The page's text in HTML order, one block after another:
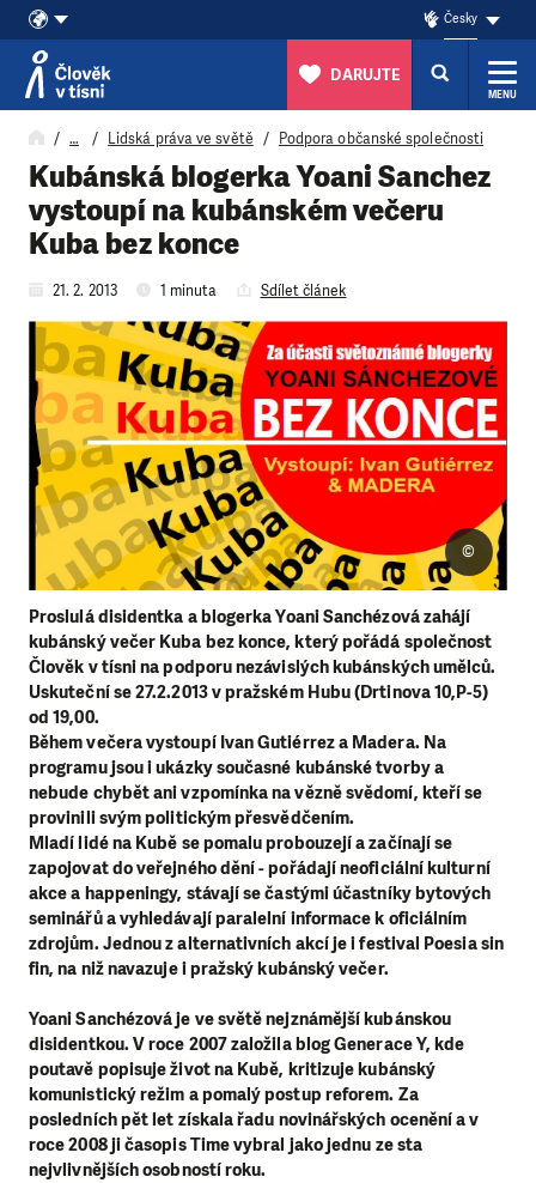
Přeskočit na obsah
Česky
DARUJTE
MENU
… Lidská práva ve světě Podpora občanské společnosti
Kubánská blogerka Yoani Sanchez
vystoupí na kubánském večeru
Kuba bez konce
21. 2. 2013 1 minuta Sdílet článek
Proslulá disidentka a blogerka Yoani Sanchézová zahájí
kubánský večer Kuba bez konce, který pořádá společnost
Člověk v tísni na podporu nezávislých kubánských umělců.
Uskuteční se 27.2.2013 v pražském Hubu (Drtinova 10,P-5)
od 19,00.
Během večera vystoupí Ivan Gutiérrez a Madera. Na
programu jsou i ukázky současné kubánské tvorby a
nebude chybět ani vzpomínka na vězně svědomí, kteří se
provinili svým politickým přesvědčením.
Mladí lidé na Kubě se pomalu probouzejí a začínají se
zapojovat do veřejného dění - pořádají neoficiální kulturní
akce a happeningy, stávají se častými účastníky bytových
seminářů a vyhledávají paralelní informace k oficiálním
zdrojům. Jednou z alternativních akcí je i festival Poesia sin
fin, na niž navazuje i pražský kubánský večer.
Yoani Sanchézová je ve světě nejznámější kubánskou
disidentkou. V roce 2007 založila blog Generace Y, kde
poutavě popisuje život na Kubě, kritizuje kubánský
komunistický režim a pomalý postup reforem. Za
posledních pět let získala řadu novinářských ocenění a v
roce 2008 ji časopis Time vybral jako jednu ze sta
nejvlivnějších osobností roku.
©